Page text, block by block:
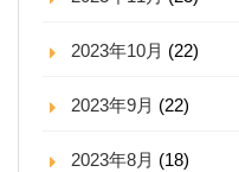
2023年10月 (22)
2023年9月 (22)
2023年8月 (18)